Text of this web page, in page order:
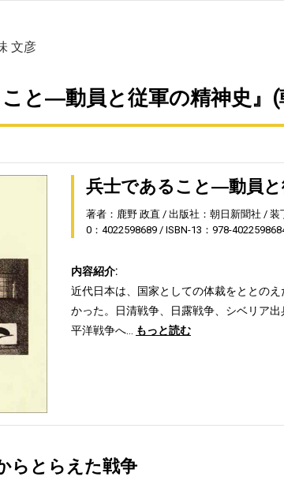
文彦
こと―動員と従軍の精神史』
兵士であること―動員と
著者：鹿野 政直 出版社：朝日新聞社 装
0：4022598689
ISBN-13：978-
内容紹介:
近代日本は、国家としての体裁をととの
かった。日清戦争、日露戦争、シベリア
平洋戦争へ…
もっと読む
らとらえた戦争